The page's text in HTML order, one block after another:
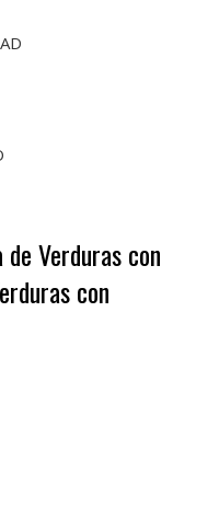
Verduras con
con